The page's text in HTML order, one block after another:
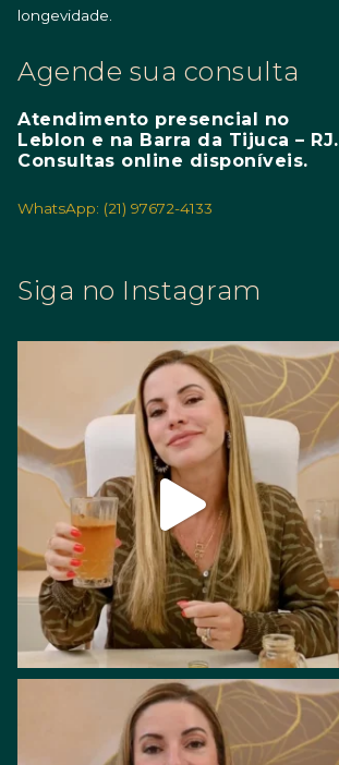
longevidade.
Agende sua consulta
Atendimento presencial no
Leblon e na Barra da Tijuca – RJ.
Consultas online disponíveis.
WhatsApp: (21) 97672-4133
Siga no Instagram